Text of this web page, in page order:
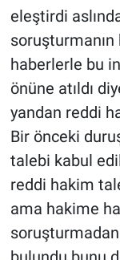
eleştirdi
haberlerle bu
önüne atıldı
yandan reddi
Bir önceki
talebi kabul
reddi hakim
ama hakime